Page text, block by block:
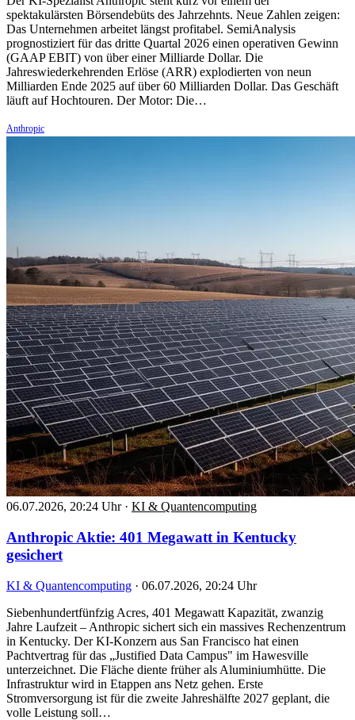
spektakulärsten Börsendebüts des Jahrzehnts. Neue Zahlen zeigen:
Das Unternehmen arbeitet längst profitabel. SemiAnalysis
prognostiziert für das dritte Quartal 2026 einen operativen Gewinn
(GAAP EBIT) von über einer Milliarde Dollar. Die
Jahreswiederkehrenden Erlöse (ARR) explodierten von neun
Milliarden Ende 2025 auf über 60 Milliarden Dollar. Das Geschäft
läuft auf Hochtouren. Der Motor: Die…
Anthropic
06.07.2026, 20:24 Uhr · KI & Quantencomputing
Anthropic Aktie: 401 Megawatt in Kentucky
gesichert
KI & Quantencomputing · 06.07.2026, 20:24 Uhr
Siebenhundertfünfzig Acres, 401 Megawatt Kapazität, zwanzig
Jahre Laufzeit – Anthropic sichert sich ein massives Rechenzentrum
in Kentucky. Der KI-Konzern aus San Francisco hat einen
Pachtvertrag für das „Justified Data Campus" im Hawesville
unterzeichnet. Die Fläche diente früher als Aluminiumhütte. Die
Infrastruktur wird in Etappen ans Netz gehen. Erste
Stromversorgung ist für die zweite Jahreshälfte 2027 geplant, die
volle Leistung soll…